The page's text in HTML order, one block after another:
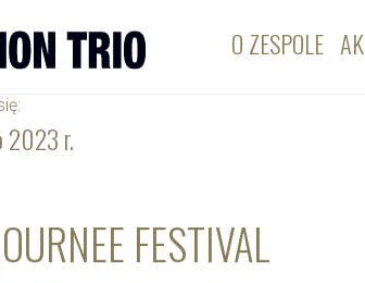
O ZESPOLE
2023 r.
FESTIVAL